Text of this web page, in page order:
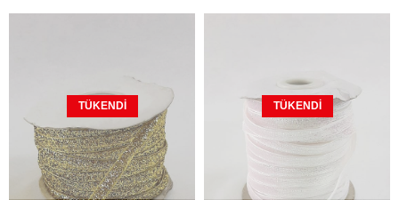
TÜKENDI TÜKENDI